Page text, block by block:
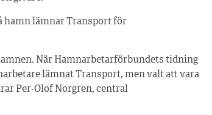
hamn lämnar Transport för
När Hamnarbetarförbundets tidning
lämnat Transport, men valt att vara
Per-Olof Norgren, central